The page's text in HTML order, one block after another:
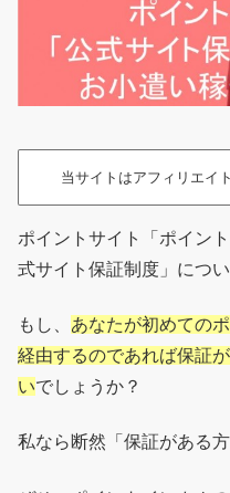
当サイトはアフィリエイ
ポイントサイト「ポイン
式サイト保証制度」につい
もし、 あなたが初めての
経由するのであれば保証
いでしょうか？
私なら断然「保証がある方